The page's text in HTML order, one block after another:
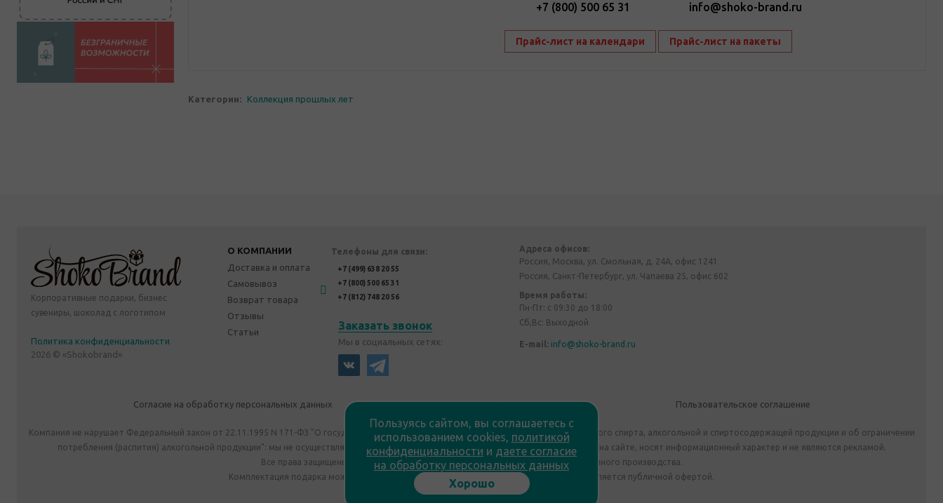
+7 (800) 500 65 31 info@shoko-brand.ru
Прайс-лист на календари Прайс-лист на пакеты
Категории: Коллекция прошлых лет
Корпоративные подарки, бизнес
сувениры, шоколад с логотипом
Политика конфиденциальности
2026 © «Shokobrand»
О КОМПАНИИ
Доставка и оплата
Самовывоз
Возврат товара
Отзывы
Статьи
Телефоны для связи:
+7 (499) 638 20 55
+7 (800) 500 65 31
+7 (812) 748 20 56
Заказать звонок
Мы в социальных сетях:
Адреса офисов:
Россия, Москва, ул. Смольная, д. 24А, офис 1241
Россия, Санкт-Петербург, ул. Чапаева 25, офис 602
Время работы:
Пн-Пт: с 09:30 до 18:00
Сб,Вс: Выходной
E-mail: info@shoko-brand.ru
Согласие на обработку персональных данных Политика конфиденциальности Пользовательское соглашение
Компания не нарушает Федеральный закон от 22.11.1995 N 171-ФЗ "О государственном регулировании производства и оборота этилового спирта, алкогольной и спиртосодержащей продукции и об ограничении
потребления (распития) алкогольной продукции": мы не осуществляем дистанционную торговлю. Все материалы, размещенные на сайте, носят информационный характер и не являются рекламой.
Все права защищены "Shoko Brand". Авторские корпоративные подарки собственного производства.
Комплектация подарка может отличаться от изображения. Информация на сайте не является публичной офертой.
Сведения о продавце:
Пользуясь сайтом, вы соглашаетесь с
использованием cookies, политикой
конфиденциальности и даете согласие
на обработку персональных данных
Хорошо